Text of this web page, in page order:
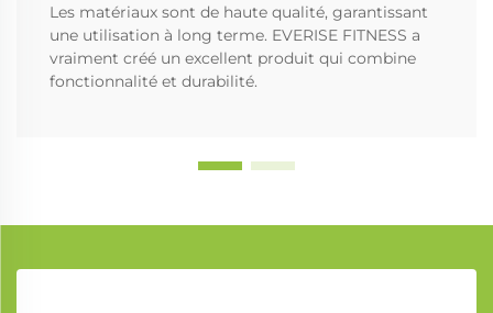
Les matériaux sont de haute qualité, garantissant
une utilisation à long terme. EVERISE FITNESS a
vraiment créé un excellent produit qui combine
fonctionnalité et durabilité.